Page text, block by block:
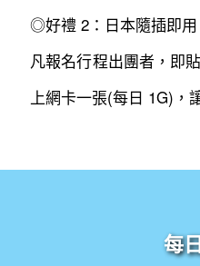
◎好禮 2：日本隨插即
凡報名行程出團者，即
上網卡一張(每日 1G)，
每